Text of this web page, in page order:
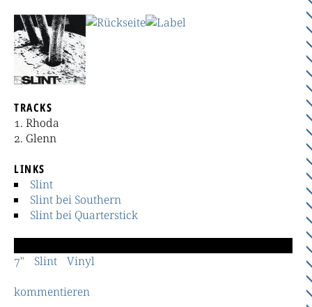
TRACKS
Rhoda
Glenn
LINKS
Slint
Slint bei Southern
Slint bei Quarterstick
7" Slint Vinyl
kommentieren